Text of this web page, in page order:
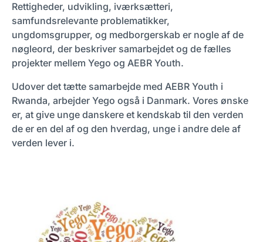
Rettigheder, udvikling, iværksætteri,
samfundsrelevante problematikker,
ungdomsgrupper, og medborgerskab er nogle af de
nøgleord, der beskriver samarbejdet og de fælles
projekter mellem Yego og AEBR Youth.
Udover det tætte samarbejde med AEBR Youth i
Rwanda, arbejder Yego også i Danmark. Vores ønske
er, at give unge danskere et kendskab til den verden
de er en del af og den hverdag, unge i andre dele af
verden lever i.